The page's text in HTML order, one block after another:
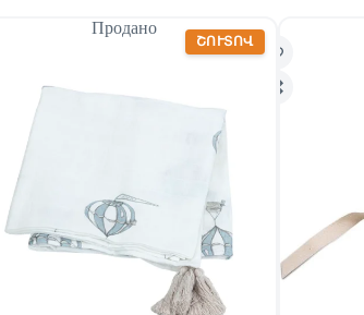
Продано
ՇՈՒՏՈՎ